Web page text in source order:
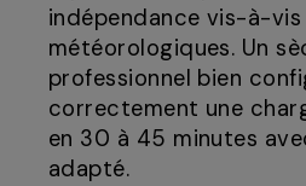
indépendance vis-à-
météorologiques. Un
professionnel bien
correctement une
en 30 à 45 minutes
adapté.